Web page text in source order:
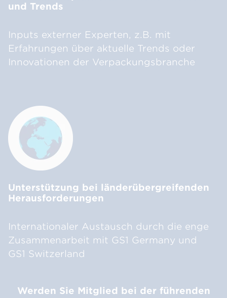
und Trends
Inputs externer Experten, z.B. mit
Erfahrungen über aktuelle Trends oder
Innovationen der Verpackungsbranche
Unterstützung bei länderübergreifenden
Herausforderungen
Internationaler Austausch durch die enge
Zusammenarbeit mit GS1 Germany und
GS1 Switzerland
Werden Sie Mitglied bei der führenden